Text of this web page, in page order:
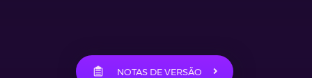
NOTAS DE VERSÃO